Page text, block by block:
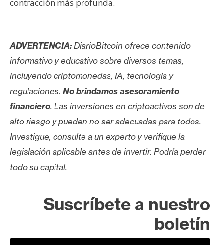
contracción más profunda.
ADVERTENCIA:DiarioBitcoin ofrece contenido
informativo y educativo sobre diversos temas,
incluyendo criptomonedas, IA, tecnología y
regulaciones. No brindamos asesoramiento
financiero. Las inversiones en criptoactivos son de
alto riesgo y pueden no ser adecuadas para todos.
Investigue, consulte a un experto y verifique la
legislación aplicable antes de invertir. Podría perder
todo su capital.
Suscríbete a nuestro
boletín